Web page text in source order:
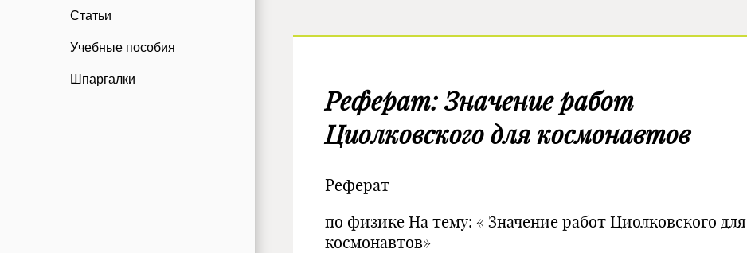
Статьи
Учебные пособия
Шпаргалки
Реферат: Значение работ
Циолковского для космонавтов
Реферат
по физике На тему: « Значение работ Циолковского для
космонавтов»